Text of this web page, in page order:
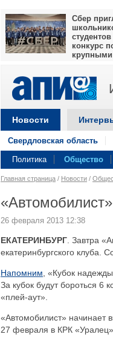
Сбер
конкурс
крупными
Новости
Свердловская область
Политика Общество
Главная страница / Новости /
26 февраля 2013 12:38
ЕКАТЕРИНБУРГ . Завтра
екатеринбургского клуба.
Напомним , «Кубок
За кубок будут бороться 6
«плей-аут».
«Автомобилист» начинает
27 февраля в КРК